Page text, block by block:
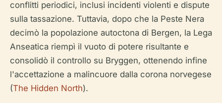
conflitti periodici, inclusi incidenti violenti e dispute
sulla tassazione. Tuttavia, dopo che la Peste Nera
decimò la popolazione autoctona di Bergen, la Lega
Anseatica riempì il vuoto di potere risultante e
consolidò il controllo su Bryggen, ottenendo infine
l'accettazione a malincuore dalla corona norvegese
(The Hidden North).